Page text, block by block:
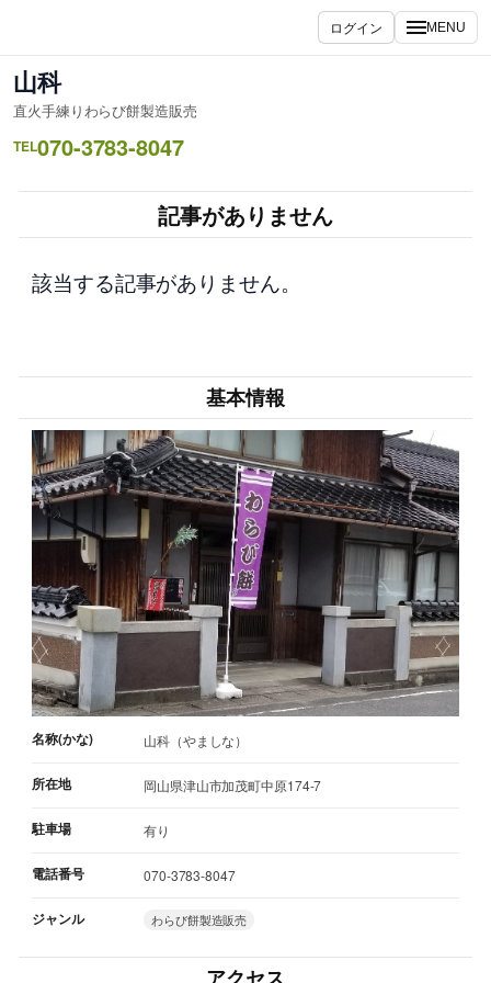
ス
キ
ッ
ログイン MENU
山科
直火手練りわらび餅製造販売
TEL070-3783-8047
記事がありません
該当する記事がありません。
基本情報
名称(かな) 山科（やましな）
所在地 岡山県津山市加茂町中原174-7
駐車場 有り
電話番号 070-3783-8047
ジャンル わらび餅製造販売